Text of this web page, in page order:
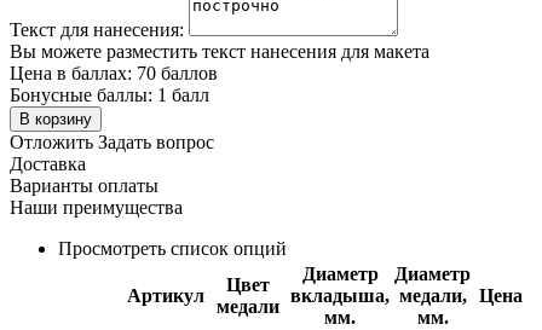
Текст для нанесения:
Вы можете разместить текст нанесения для макета
Цена в баллах: 70 баллов
Бонусные баллы: 1 балл
В корзину
Отложить Задать вопрос
Доставка
Варианты оплаты
Наши преимущества
Просмотреть список опций
Артикул
Цвет
медали
Диаметр
вкладыша,
мм.
Диаметр
медали,
мм.
Цена